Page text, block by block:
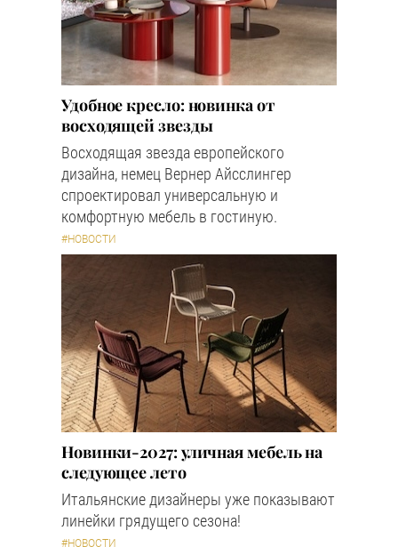
Удобное кресло: новинка от
восходящей звезды
Восходящая звезда европейского
дизайна, немец Вернер Айсслингер
спроектировал универсальную и
комфортную мебель в гостиную.
#НОВОСТИ
Новинки-2027: уличная мебель на
следующее лето
Итальянские дизайнеры уже показывают
линейки грядущего сезона!
#НОВОСТИ